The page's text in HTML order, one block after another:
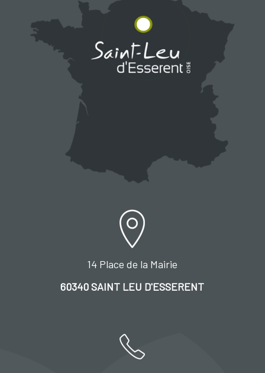
14 Place de la Mairie
60340 SAINT LEU D'ESSERENT